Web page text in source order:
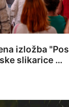
izložba
slikarice …